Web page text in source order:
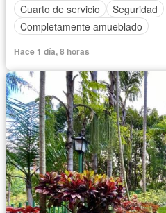
Cuarto de servicio
Seguridad
Completamente amueblado
Hace 1 día, 8 horas